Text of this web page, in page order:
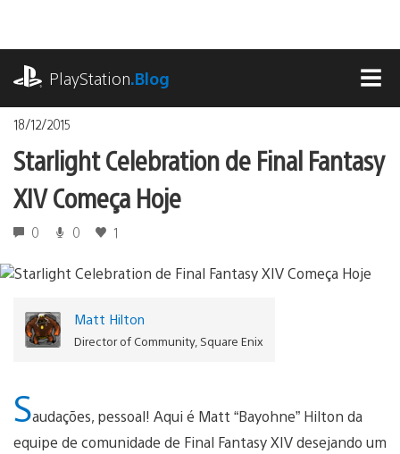
o
conteúdoPlayStation.Blog
18/12/2015
Starlight Celebration de Final Fantasy
XIV Começa Hoje
0 0 1
Matt Hilton
Director of Community, Square Enix
Saudações, pessoal! Aqui é Matt “Bayohne” Hilton da
equipe de comunidade de Final Fantasy XIV desejando um